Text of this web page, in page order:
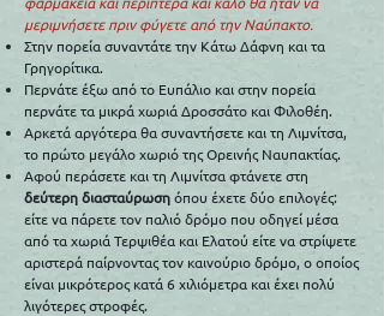
μεριμνήσετε πριν φύγετε από την Ναύπακτο.
Στην πορεία συναντάτε την Κάτω Δάφνη και τα
Γρηγορίτικα.
Περνάτε έξω από το Ευπάλιο και στην πορεία
περνάτε τα μικρά χωριά Δροσσάτο και Φιλοθέη.
Αρκετά αργότερα θα συναντήσετε και τη Λιμνίτσα,
το πρώτο μεγάλο χωριό της Ορεινής Ναυπακτίας.
Αφού περάσετε και τη Λιμνίτσα φτάνετε στη
δεύτερη διασταύρωσηόπου έχετε δύο επιλογές:
είτε να πάρετε τον παλιό δρόμο που οδηγεί μέσα
από τα χωριά Τερψιθέα και Ελατού είτε να στρίψετε
αριστερά παίρνοντας τον καινούριο δρόμο, ο οποίος
είναι μικρότερος κατά 6 χιλιόμετρα και έχει πολύ
λιγότερες στροφές.